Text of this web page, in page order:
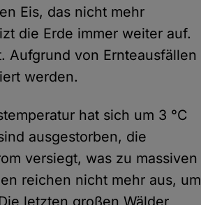
Eis, das nicht mehr
die Erde immer weiter auf.
Aufgrund von Ernteausfällen
werden.
hat sich um 3 °C
ausgestorben, die
versiegt, was zu massiven
reichen nicht mehr aus, um